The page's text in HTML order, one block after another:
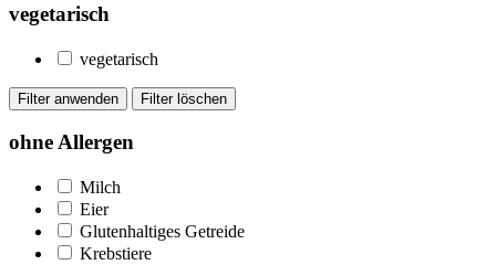
vegetarisch
vegetarisch
ohne Allergen
Milch
Eier
Glutenhaltiges Getreide
Krebstiere